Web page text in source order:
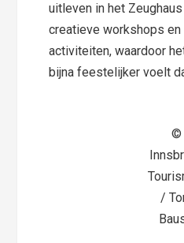
uitleven in het
creatieve workshops
activiteiten, waardoor
bijna feestelijker voelt
©
/